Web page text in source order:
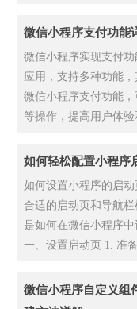
微信小程序支付功能
微信小程序实现支付
应用，支持多种功能
微信小程序支付功能
等操作，提高用户体验
如何轻松配置小程序
如何设置小程序的启
合适的启动页和导航
是如何在微信小程序
一、设置启动页 1. 准
微信小程序自定义组